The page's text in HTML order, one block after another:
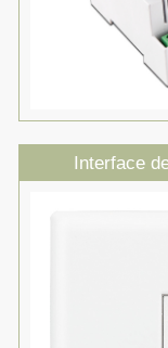
Interface